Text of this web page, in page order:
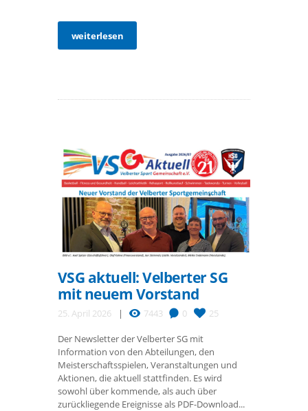
weiterlesen
VSG aktuell: Velberter SG
mit neuem Vorstand
25. April 2026 7443 0 25
Der Newsletter der Velberter SG mit
Information von den Abteilungen, den
Meisterschaftsspielen, Veranstaltungen und
Aktionen, die aktuell stattfinden. Es wird
sowohl über kommende, als auch über
zurückliegende Ereignisse als PDF-Download...